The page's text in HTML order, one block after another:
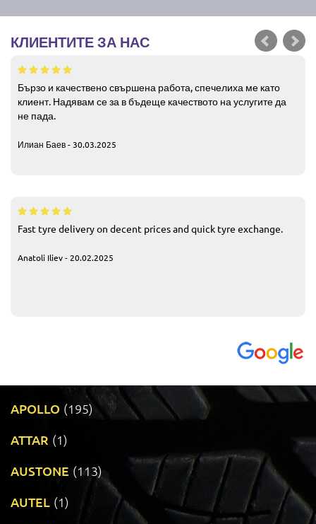
КЛИЕНТИТЕ ЗА НАС
Бързо и качествено свършена работа, спечелиха ме като
клиент. Надявам се за в бъдеще качеството на услугите да
не пада.
Илиан Баев - 30.03.2025
Fast tyre delivery on decent prices and quick tyre exchange.
Anatoli Iliev - 20.02.2025
APOLLO (195)
ATTAR (1)
AUSTONE (113)
AUTEL (1)